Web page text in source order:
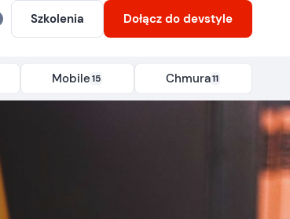
Szkolenia Dołącz do devstyle
Mobile15 Chmura11